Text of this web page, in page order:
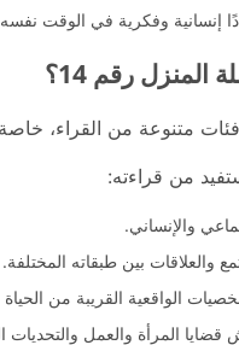
إنسانية وفكرية في الوقت
رقم 14؟
متنوعة من القراء، خاصة
من قراءته:
والإنساني.
والعلاقات بين طبقاته المختلفة.
الواقعية القريبة من الحياة
قضايا المرأة والعمل والتحديات